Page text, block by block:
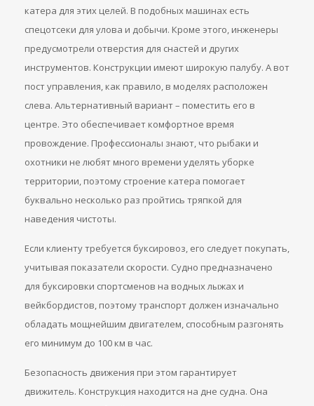
катера для этих целей. В подобных машинах есть
спецотсеки для улова и добычи. Кроме этого, инженеры
предусмотрели отверстия для снастей и других
инструментов. Конструкции имеют широкую палубу. А вот
пост управления, как правило, в моделях расположен
слева. Альтернативный вариант – поместить его в
центре. Это обеспечивает комфортное время
провождение. Профессионалы знают, что рыбаки и
охотники не любят много времени уделять уборке
территории, поэтому строение катера помогает
буквально несколько раз пройтись тряпкой для
наведения чистоты.
Если клиенту требуется буксировоз, его следует покупать,
учитывая показатели скорости. Судно предназначено
для буксировки спортсменов на водных лыжах и
вейкбордистов, поэтому транспорт должен изначально
обладать мощнейшим двигателем, способным разгонять
его минимум до 100 км в час.
Безопасность движения при этом гарантирует
движитель. Конструкция находится на дне судна. Она